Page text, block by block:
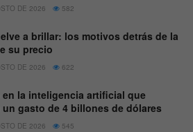
DE 2026 582
a brillar: los motivos detrás de la
su precio
DE 2026 622
en la inteligencia artificial que
un gasto de 4 billones de dólares
DE 2026 545